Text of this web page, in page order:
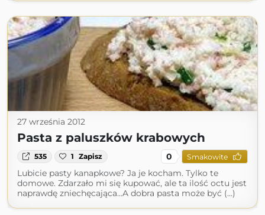
27 września 2012
Pasta z paluszków krabowych
535 1 Zapisz 0 Smakowite
Lubicie pasty kanapkowe? Ja je kocham. Tylko te
domowe. Zdarzało mi się kupować, ale ta ilość octu jest
naprawdę zniechęcająca...A dobra pasta może być (...)